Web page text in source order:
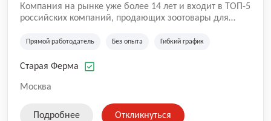
Компания на рынке уже более 14 лет и входит в ТОП-5
российских компаний, продающих зоотовары для
компания владеет 5 розничными магазинами, а также
России (Wildberries, Ozon, Яндекс. Маркет и
на глобальной доставке товаров по всей территории
SKU, премиальные бренды кормов и собственные
Прямой работодатель Без опыта Гибкий график
Старая Ферма
Москва
Подробнее Откликнуться